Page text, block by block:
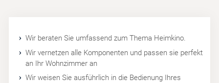
Wir beraten Sie umfassend zum Thema Heimkino.
Wir vernetzen alle Komponenten und passen sie perfekt
an Ihr Wohnzimmer an
Wir weisen Sie ausführlich in die Bedienung Ihres